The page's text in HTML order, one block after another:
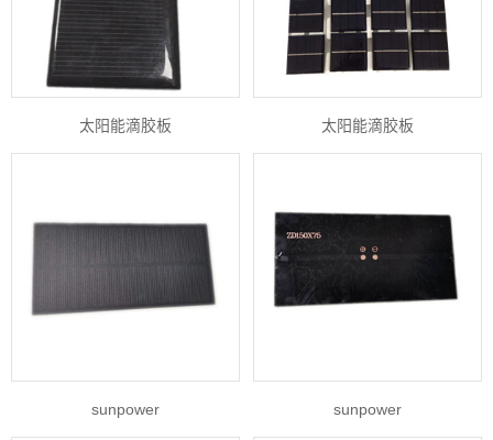
太阳能滴胶板 太阳能滴胶板
sunpower sunpower